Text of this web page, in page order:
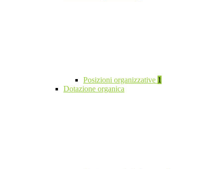
Posizioni organizzative 1
Dotazione organica